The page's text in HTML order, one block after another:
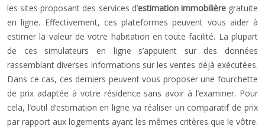
les sites proposant des services d’estimation immobilièregratuite
en ligne. Effectivement, ces plateformes peuvent vous aider à
estimer la valeur de votre habitation en toute facilité. La plupart
de ces simulateurs en ligne s’appuient sur des données
rassemblant diverses informations sur les ventes déjà exécutées.
Dans ce cas, ces derniers peuvent vous proposer une fourchette
de prix adaptée à votre résidence sans avoir à l’examiner. Pour
cela, l’outil d’estimation en ligne va réaliser un comparatif de prix
par rapport aux logements ayant les mêmes critères que le vôtre.